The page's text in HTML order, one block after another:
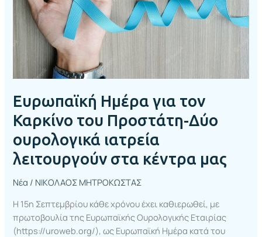
Ευρωπαϊκή Ημέρα για τον
Καρκίνο του Προστάτη-Δύο
ουρολογικά ιατρεία
λειτουργούν στα κέντρα μας
Νέα / ΝΙΚΟΛΑΟΣ ΜΗΤΡΟΚΩΣΤΑΣ
Η 15η Σεπτεμβρίου κάθε χρόνου έχει καθιερωθεί, με
πρωτοβουλία της Ευρωπαϊκής Ουρολογικής Εταιρίας
(https://uroweb.org/), ως Ευρωπαϊκή Ημέρα κατά του
Προστάτη-
Δύο
ουρολογικά
ιατρεία
λειτουργούν
στα
μας